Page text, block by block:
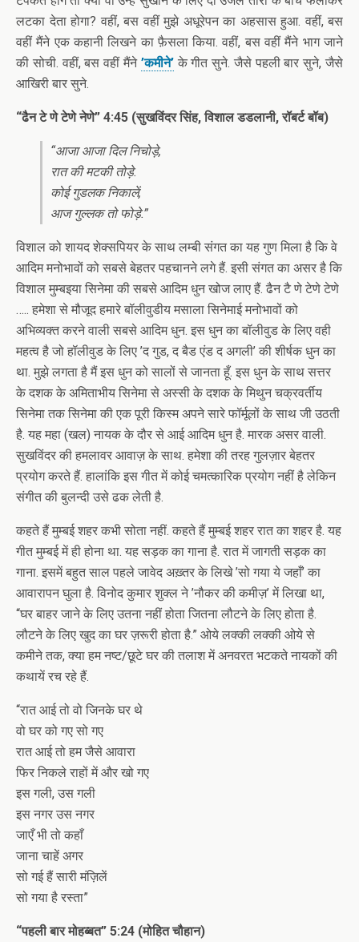
लटका देता होगा? वहीं, बस वहीं मुझे अधूरेपन का अहसास हुआ. वहीं, बस
वहीं मैंने एक कहानी लिखने का फ़ैसला किया. वहीं, बस वहीं मैंने भाग जाने
की सोची. वहीं, बस वहीं मैंने ’कमीने’के गीत सुने. जैसे पहली बार सुने, जैसे
आखिरी बार सुने.
“ढैन टे णे टेणे नेणे” 4:45 (सुखविंदर सिंह, विशाल डडलानी, रॉबर्ट बॉब)
“आजा आजा दिल निचोड़े,
रात की मटकी तोड़े.
कोई गुडलक निकालें,
आज गुल्लक तो फोड़े.”
विशाल को शायद शेक्सपियर के साथ लम्बी संगत का यह गुण मिला है कि वे
आदिम मनोभावों को सबसे बेहतर पहचानने लगे हैं. इसी संगत का असर है कि
विशाल मुम्बइया सिनेमा की सबसे आदिम धुन खोज लाए हैं. ढैन टै णे टेणे टेणे
….. हमेशा से मौजूद हमारे बॉलीवुडीय मसाला सिनेमाई मनोभावों को
अभिव्यक्त करने वाली सबसे आदिम धुन. इस धुन का बॉलीवुड के लिए वही
महत्व है जो हॉलीवुड के लिए ’द गुड, द बैड एंड द अगली’ की शीर्षक धुन का
था. मुझे लगता है मैं इस धुन को सालों से जानता हूँ. इस धुन के साथ सत्तर
के दशक के अमिताभीय सिनेमा से अस्सी के दशक के मिथुन चक्रवर्तीय
सिनेमा तक सिनेमा की एक पूरी किस्म अपने सारे फॉर्मूलों के साथ जी उठती
है. यह महा (खल) नायक के दौर से आई आदिम धुन है. मारक असर वाली.
सुखविंदर की हमलावर आवाज़ के साथ. हमेशा की तरह गुलज़ार बेहतर
प्रयोग करते हैं. हालांकि इस गीत में कोई चमत्कारिक प्रयोग नहीं है लेकिन
संगीत की बुलन्दी उसे ढक लेती है.
कहते हैं मुम्बई शहर कभी सोता नहीं. कहते हैं मुम्बई शहर रात का शहर है. यह
गीत मुम्बई में ही होना था. यह सड़क का गाना है. रात में जागती सड़क का
गाना. इसमें बहुत साल पहले जावेद अख़्तर के लिखे ’सो गया ये जहाँ’ का
आवारापन घुला है. विनोद कुमार शुक्ल ने ’नौकर की कमीज़’ में लिखा था,
“घर बाहर जाने के लिए उतना नहीं होता जितना लौटने के लिए होता है.
लौटने के लिए खुद का घर ज़रूरी होता है.” ओये लक्की लक्की ओये से
कमीने तक, क्या हम नष्ट/छूटे घर की तलाश में अनवरत भटकते नायकों की
कथायें रच रहे हैं.
“रात आई तो वो जिनके घर थे
वो घर को गए सो गए
रात आई तो हम जैसे आवारा
फिर निकले राहों में और खो गए
इस गली, उस गली
इस नगर उस नगर
जाएँ भी तो कहाँ
जाना चाहें अगर
सो गई हैं सारी मंज़िलें
सो गया है रस्ता”
“पहली बार मोहब्बत” 5:24 (मोहित चौहान)